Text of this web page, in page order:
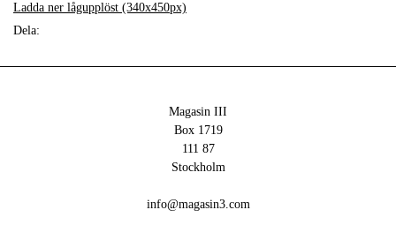
Ladda ner lågupplöst (340x450px)
Dela:
Magasin III
Box 1719
111 87
Stockholm
info@magasin3.com